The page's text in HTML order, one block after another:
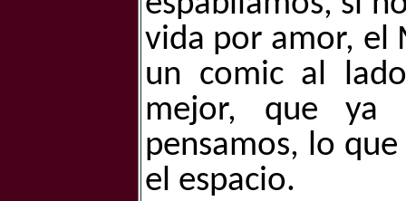
vida por amor, el
un comic al
mejor, que ya
pensamos, lo
el espacio.